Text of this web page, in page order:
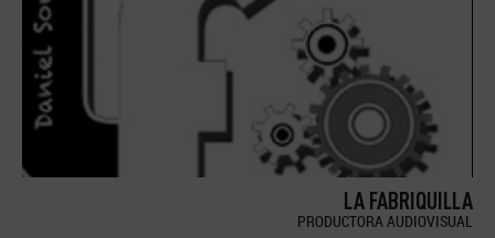
LA FABRIQUILLA
PRODUCTORA AUDIOVISUAL